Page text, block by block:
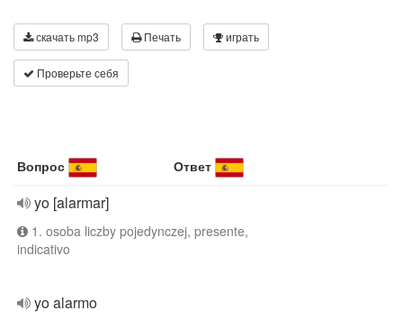
скачать mp3 Печать играть
Проверьте себя
Вопрос Ответ
yo [alarmar]
1. osoba liczby pojedynczej, presente,
indicativo
yo alarmo